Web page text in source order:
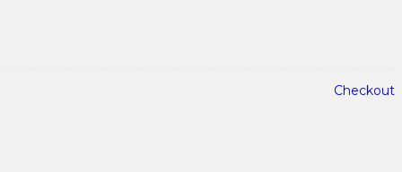
Checkout